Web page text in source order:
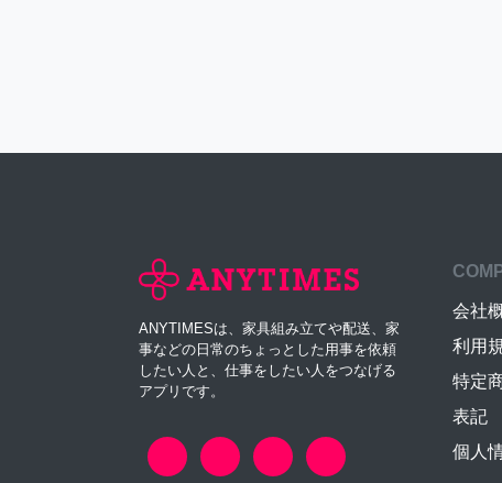
ANYTIMESは、家具組み立てや配送、家
事などの日常のちょっとした用事を依頼
したい人と、仕事をしたい人をつなげる
アプリです。
会社
利用
特定
表記
個人